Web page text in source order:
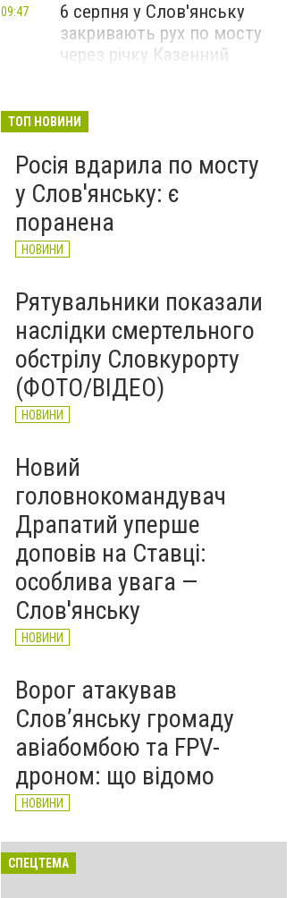
6 серпня у Слов'янську
закривають рух по мосту
через річку Казенний
09:47
чотири рази атакували FPV-
дрони
ТОП НОВИНИ
Росія вдарила по мосту
у Слов'янську: є
поранена
НОВИНИ
Рятувальники показали
наслідки смертельного
обстрілу Словкурорту
(ФОТО/ВІДЕО)
НОВИНИ
Новий
головнокомандувач
Драпатий уперше
доповів на Ставці:
особлива увага —
Слов'янську
НОВИНИ
Ворог атакував
Слов’янську громаду
авіабомбою та FPV-
дроном: що відомо
НОВИНИ
СПЕЦТЕМА